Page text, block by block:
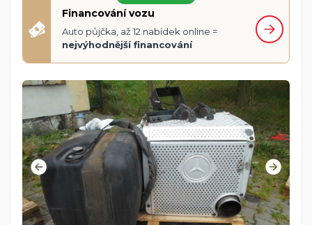
Financování vozu
Auto půjčka, až 12 nabídek online =
nejvýhodnější financování